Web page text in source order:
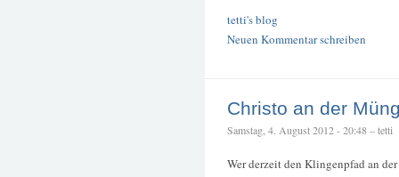
tetti's blog
Neuen Kommentar schreiben
Christo an der
Samstag, 4. August 2012 - 20:48 – tetti
Wer derzeit den Klingenpfad an